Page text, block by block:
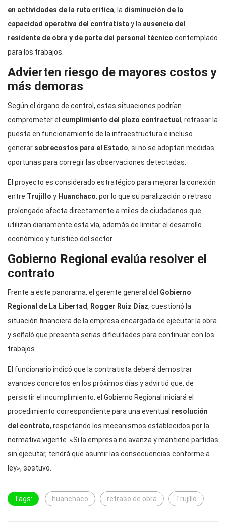
en actividades de la ruta crítica, la disminución de la
capacidad operativa del contratista y la ausencia del
residente de obra y de parte del personal técnico contemplado
para los trabajos.
Advierten riesgo de mayores costos y
más demoras
Según el órgano de control, estas situaciones podrían
comprometer el cumplimiento del plazo contractual , retrasar la
puesta en funcionamiento de la infraestructura e incluso
generar sobrecostos para el Estado, si no se adoptan medidas
oportunas para corregir las observaciones detectadas.
El proyecto es considerado estratégico para mejorar la conexión
entre Trujillo y Huanchaco, por lo que su paralización o retraso
prolongado afecta directamente a miles de ciudadanos que
utilizan diariamente esta vía, además de limitar el desarrollo
económico y turístico del sector.
Gobierno Regional evalúa resolver el
contrato
Frente a este panorama, el gerente general del Gobierno
Regional de La Libertad, Rogger Ruiz Díaz, cuestionó la
situación financiera de la empresa encargada de ejecutar la obra
y señaló que presenta serias dificultades para continuar con los
trabajos.
El funcionario indicó que la contratista deberá demostrar
avances concretos en los próximos días y advirtió que, de
persistir el incumplimiento, el Gobierno Regional iniciará el
procedimiento correspondiente para una eventual resolución
del contrato, respetando los mecanismos establecidos por la
normativa vigente. «Si la empresa no avanza y mantiene partidas
sin ejecutar, tendrá que asumir las consecuencias conforme a
ley», sostuvo.
Tags: huanchaco retraso de obra Trujillo